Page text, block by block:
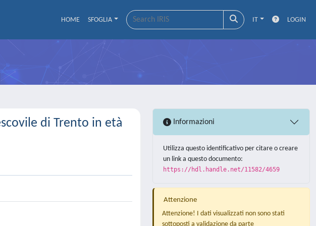
HOME SFOGLIA IT LOGIN
di Trento in età
Informazioni
Utilizza questo identificativo per citare o creare
un link a questo documento:
https://hdl.handle.net/11582/4659
Attenzione
Attenzione! I dati visualizzati non sono stati
sottoposti a validazione da parte